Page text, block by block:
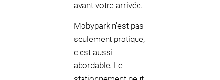
avant votre arrivée.
Mobypark n'est pas
seulement pratique,
c'est aussi
abordable. Le